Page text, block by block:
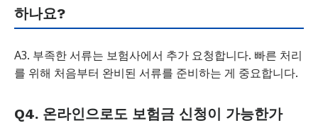
하나요?
A3. 부족한 서류는 보험사에서 추가 요청합니다. 빠른 처리
를 위해 처음부터 완비된 서류를 준비하는 게 중요합니다.
Q4. 온라인으로도 보험금 신청이 가능한가